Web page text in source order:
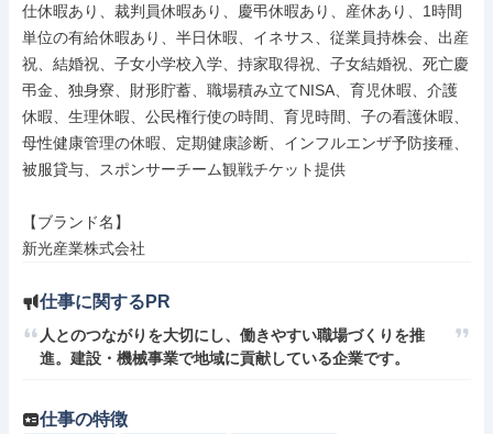
仕休暇あり、裁判員休暇あり、慶弔休暇あり、産休あり、1時間
単位の有給休暇あり、半日休暇、イネサス、従業員持株会、出産
祝、結婚祝、子女小学校入学、持家取得祝、子女結婚祝、死亡慶
弔金、独身寮、財形貯蓄、職場積み立てNISA、育児休暇、介護
休暇、生理休暇、公民権行使の時間、育児時間、子の看護休暇、
母性健康管理の休暇、定期健康診断、インフルエンザ予防接種、
被服貸与、スポンサーチーム観戦チケット提供
【ブランド名】
新光産業株式会社
仕事に関するPR
人とのつながりを大切にし、働きやすい職場づくりを推
進。建設・機械事業で地域に貢献している企業です。
仕事の特徴